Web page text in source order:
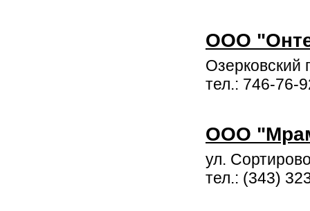
ООО
Озерковский
тел.: 746-76-
ООО
ул.
тел.: (343)